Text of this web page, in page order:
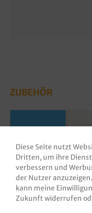
ZUBEHÖR
Diese Seite nutzt
Dritten, um ihre
verbessern und
der Nutzer
kann meine
Zukunft widerrufen